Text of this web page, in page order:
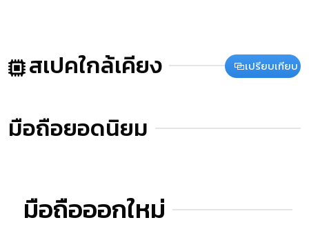
สเปคใกล้เคียง เปรียบเทียบ
มือถือยอดนิยม
มือถือออกใหม่